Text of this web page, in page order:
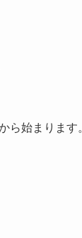
始まります。